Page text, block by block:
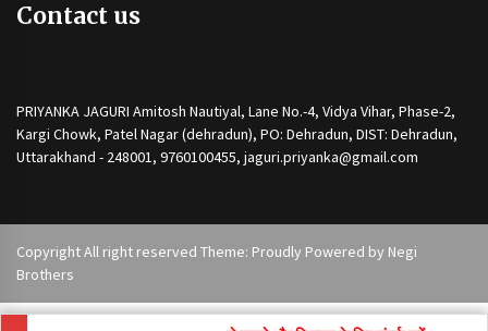
Contact us
PRIYANKA JAGURI Amitosh Nautiyal, Lane No.-4, Vidya Vihar, Phase-2,
Kargi Chowk, Patel Nagar (dehradun), PO: Dehradun, DIST: Dehradun,
Uttarakhand - 248001, 9760100455, jaguri.priyanka@gmail.com
Copyright All right reserved Theme: Proudly Powered by Negi
Brothers